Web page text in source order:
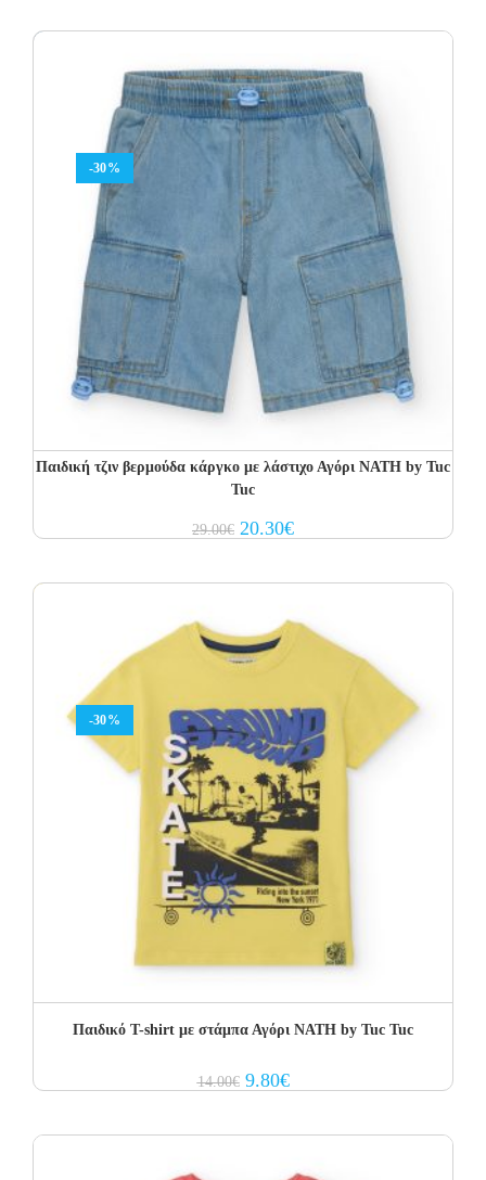
-30%
Παιδική τζιν βερμούδα κάργκο με λάστιχο Αγόρι NATH by Tuc
Tuc
29.00€ Original
price
20.30€Current
price
-30%
Παιδικό T-shirt με στάμπα Αγόρι NATH by Tuc Tuc
14.00€ Original
price
9.80€Current
price